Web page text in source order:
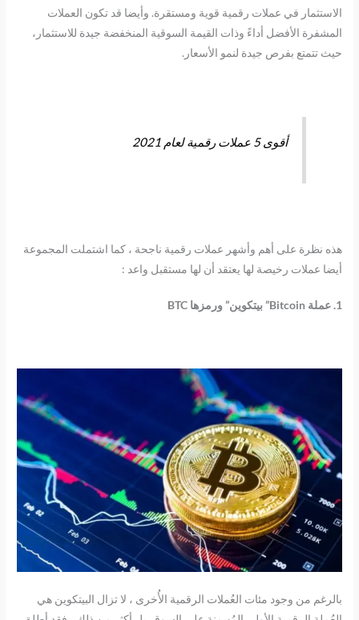
الاستثمار في عملات رقمية قوية ومستقرة. وأيضا قد تكون العملات
المشفرة الأفضل أداءً وذات القيمة السوقية المنخفضة جيدة للاستثمار،
حيث تتمتع بفرص جيدة لنمو الأسعار.
أقوى 5 عملات رقمية لعام 2021
هذه نظرة على أهم وأشهر عملات رقمية ناجحة ، كما اشتملت المجموعة
أيضا عملات رخيصة لها يعتقد أن لها مستقبل واعد :
1. عملة Bitcoin” بيتكوين” ورمزها BTC
بالرغم من وجود مئات العُملات الرقمية الأُخرى ، لا تزال البيتكوين هي